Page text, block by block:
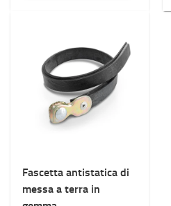
Fascetta antistatica di
messa a terra in